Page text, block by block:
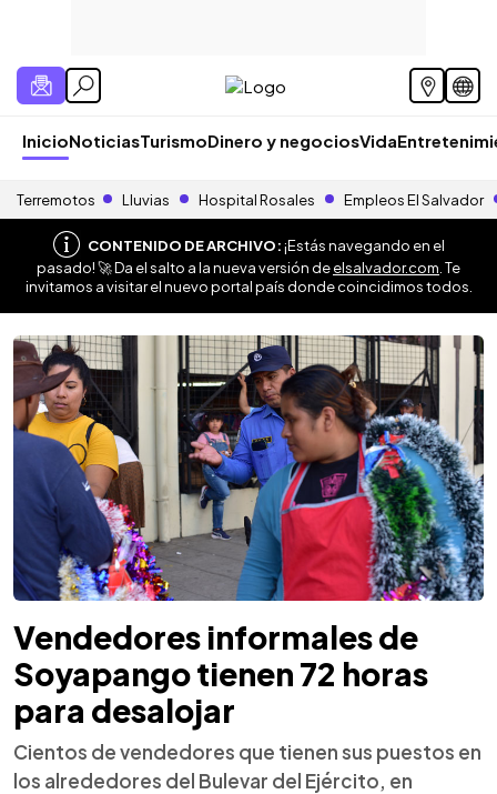
InicioNoticiasTurismoDinero y negociosVida
Terremotos Lluvias Hospital Rosales Empleos El Salvador
CONTENIDO DE ARCHIVO:¡Estás navegando en el
pasado! 🚀 Da el salto a la nueva versión deelsalvador.com . Te
invitamos a visitar el nuevo portal país donde coincidimos todos.
Vendedores informales de
Soyapango tienen 72 horas
para desalojar
Cientos de vendedores que tienen sus puestos en
los alrededores del Bulevar del Ejército, en